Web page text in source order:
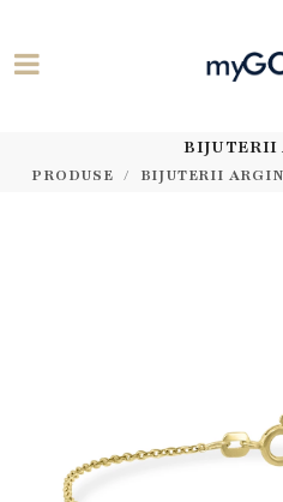
BIJUTERII
PRODUSE BIJUTERII